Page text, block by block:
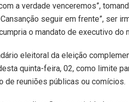
a verdade venceremos”,
seguir em frente”, ser
o mandato de executivo do
eleitoral da eleição
quinta-feira, 02, como limite
de reuniões públicas ou comícios.